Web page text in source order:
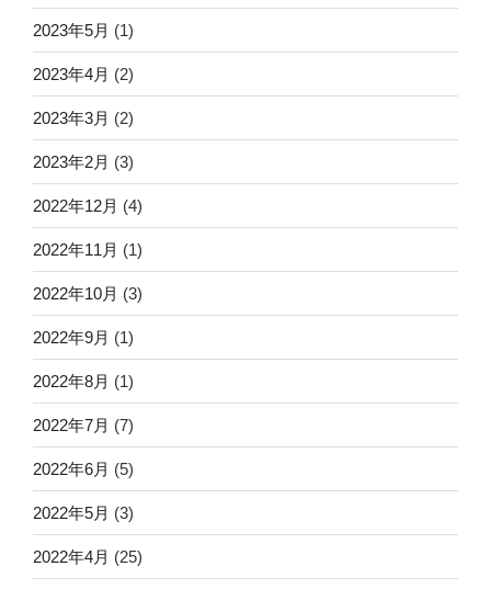
2023年5月 (1)
2023年4月 (2)
2023年3月 (2)
2023年2月 (3)
2022年12月 (4)
2022年11月 (1)
2022年10月 (3)
2022年9月 (1)
2022年8月 (1)
2022年7月 (7)
2022年6月 (5)
2022年5月 (3)
2022年4月 (25)